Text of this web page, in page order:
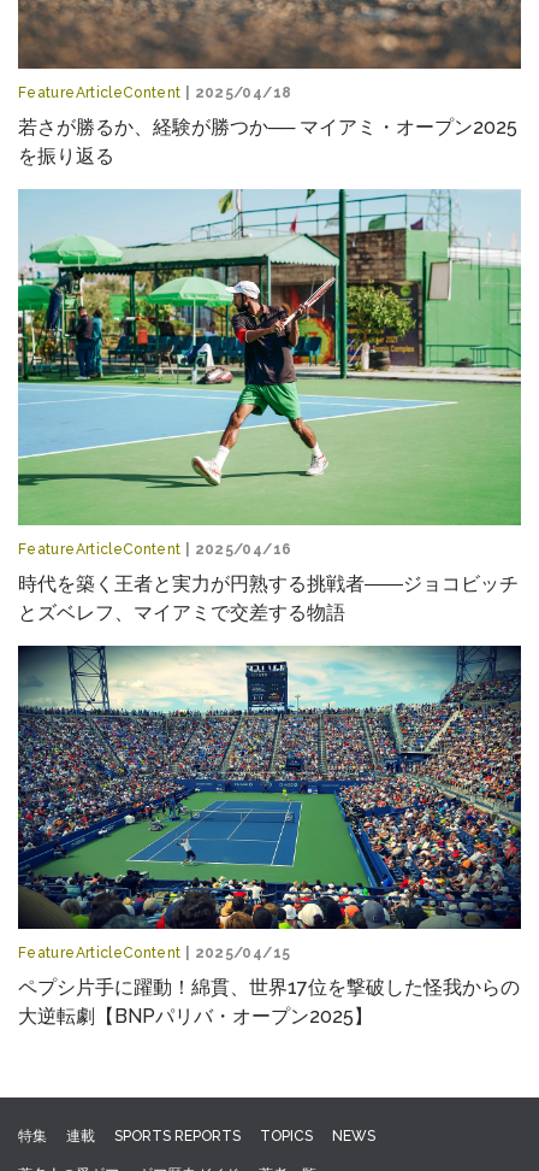
FeatureArticleContent | 2025/04/18
若さが勝るか、経験が勝つか── マイアミ・オープン2025
を振り返る
FeatureArticleContent | 2025/04/16
時代を築く王者と実力が円熟する挑戦者――ジョコビッチ
とズベレフ、マイアミで交差する物語
FeatureArticleContent | 2025/04/15
ペプシ片手に躍動！綿貫、世界17位を撃破した怪我からの
大逆転劇【BNPパリバ・オープン2025】
特集 連載 SPORTS REPORTS TOPICS NEWS